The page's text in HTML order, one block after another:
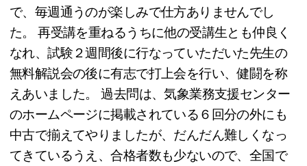
で、毎週通うのが楽しみで仕方ありませんでし
た。 再受講を重ねるうちに他の受講生とも仲良く
なれ、試験２週間後に行なっていただいた先生の
無料解説会の後に有志で打上会を行い、健闘を称
えあいました。 過去問は、気象業務支援センター
のホームページに掲載されている６回分の外にも
中古で揃えてやりましたが、だんだん難しくなっ
てきているうえ、合格者数も少ないので、全国で